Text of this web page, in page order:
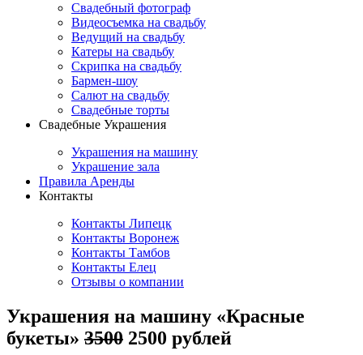
Свадебный фотограф
Видеосъемка на свадьбу
Ведущий на свадьбу
Катеры на свадьбу
Скрипка на свадьбу
Бармен-шоу
Салют на свадьбу
Свадебные торты
Свадебные Украшения
Украшения на машину
Украшение зала
Правила Аренды
Контакты
Контакты Липецк
Контакты Воронеж
Контакты Тамбов
Контакты Елец
Отзывы о компании
Украшения на машину «Красные
букеты» 3500 2500 рублей